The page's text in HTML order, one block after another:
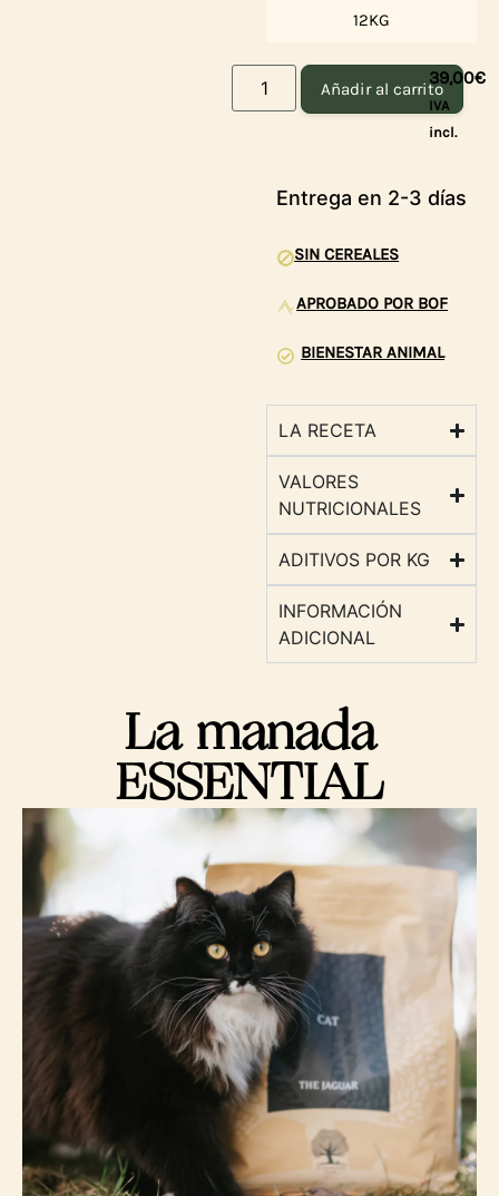
12KG
Añadir al carrito
39,00€
IVA
incl.
Entrega en 2-3 días
SIN CEREALES
APROBADO POR BOF
BIENESTAR ANIMAL
LA RECETA
VALORES
NUTRICIONALES
ADITIVOS POR KG
INFORMACIÓN
ADICIONAL
La manada
ESSENTIAL